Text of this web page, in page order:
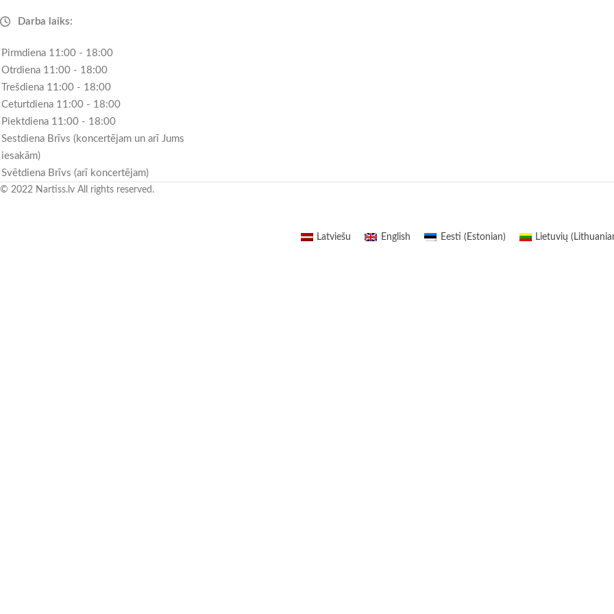
Darba laiks:
Pirmdiena 11:00 - 18:00
Otrdiena 11:00 - 18:00
Trešdiena 11:00 - 18:00
Ceturtdiena 11:00 - 18:00
Piektdiena 11:00 - 18:00
Sestdiena Brīvs (koncertējam un arī Jums
iesakām)
Svētdiena Brīvs (arī koncertējam)
© 2022 Nartiss.lv All rights reserved.
Latviešu English Eesti ( Estonian) Lietuvių (